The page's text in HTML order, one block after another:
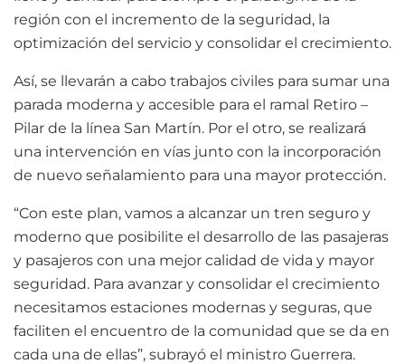
región con el incremento de la seguridad, la
optimización del servicio y consolidar el crecimiento.
Así, se llevarán a cabo trabajos civiles para sumar una
parada moderna y accesible para el ramal Retiro –
Pilar de la línea San Martín. Por el otro, se realizará
una intervención en vías junto con la incorporación
de nuevo señalamiento para una mayor protección.
“Con este plan, vamos a alcanzar un tren seguro y
moderno que posibilite el desarrollo de las pasajeras
y pasajeros con una mejor calidad de vida y mayor
seguridad. Para avanzar y consolidar el crecimiento
necesitamos estaciones modernas y seguras, que
faciliten el encuentro de la comunidad que se da en
cada una de ellas”, subrayó el ministro Guerrera.